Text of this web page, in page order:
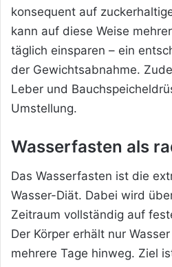
konsequent auf
kann auf diese Weise
täglich einsparen – ein
der Gewichtsabnahme.
Leber und
Umstellung.
Wasserfasten als
Das Wasserfasten ist die
Wasser-Diät. Dabei wird
Zeitraum vollständig auf
Der Körper erhält nur
mehrere Tage hinweg. Ziel